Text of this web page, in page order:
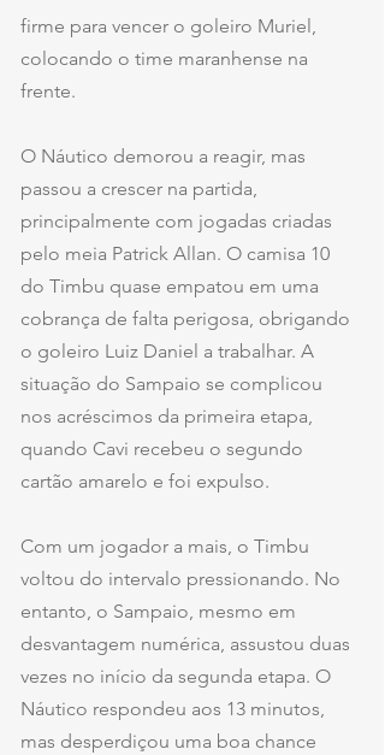
firme para vencer o goleiro Muriel,
colocando o time maranhense na
frente.
O Náutico demorou a reagir, mas
passou a crescer na partida,
principalmente com jogadas criadas
pelo meia Patrick Allan. O camisa 10
do Timbu quase empatou em uma
cobrança de falta perigosa, obrigando
o goleiro Luiz Daniel a trabalhar. A
situação do Sampaio se complicou
nos acréscimos da primeira etapa,
quando Cavi recebeu o segundo
cartão amarelo e foi expulso.
Com um jogador a mais, o Timbu
voltou do intervalo pressionando. No
entanto, o Sampaio, mesmo em
desvantagem numérica, assustou duas
vezes no início da segunda etapa. O
Náutico respondeu aos 13 minutos,
mas desperdiçou uma boa chance